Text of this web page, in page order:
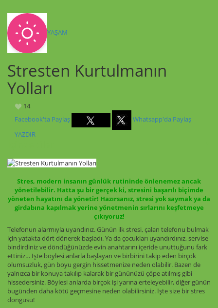
YAŞAM
Stresten Kurtulmanın
Yolları
14
Facebook'ta Paylaş
Whatsapp'da Paylaş
YAZDIR
Stres, modern insanın günlük rutininde önlenemez ancak
yönetilebilir. Hatta şu bir gerçek ki, stresini başarılı biçimde
yöneten hayatını da yönetir! Hazırsanız, stresi yok saymak ya da
girdabına kapılmak yerine yönetmenin sırlarını keşfetmeye
çıkıyoruz!
Telefonun alarmıyla uyandınız. Günün ilk stresi, çalan telefonu bulmak
için yatakta dört dönerek başladı. Ya da çocukları uyandırdınız, servise
bindirdiniz ve döndüğünüzde evin anahtarını içeride unuttuğunu fark
ettiniz… İşte böylesi anlarla başlayan ve birbirini takip eden birçok
olumsuzluk, gün boyu gergin hissetmenize neden olabilir. Bazen de
yalnızca bir konuya takılıp kalarak bir gününüzü çöpe atılmış gibi
hissedersiniz. Böylesi anlarda birçok işi yarına erteleyebilir, diğer günün
bugünden daha kötü geçmesine neden olabilirsiniz. İşte size bir stres
döngüsü!